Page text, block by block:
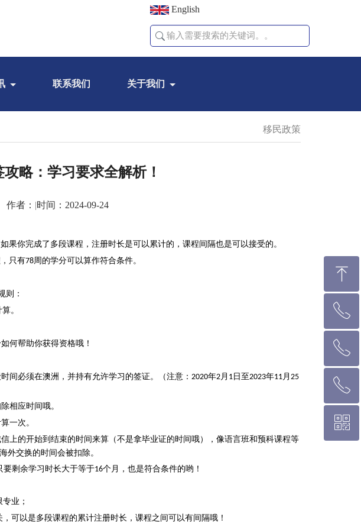
English
联系我们 关于我们
移民政策
攻略：学习要求全解析！
作者： |时间：2024-09-24
果你完成了多段课程，注册时长是可以累计的，课程间隔也是可以接受的。
只有78周的学分可以算作符合条件。
则：
。
何帮助你获得资格哦！
间必须在澳洲，并持有允许学习的签证。（注意： 2020年2月 1日至2023年11月 25
相应时间哦。
一次。
上的开始到结束的时间来算（不是拿毕业证的时间哦），像语言班和预科课程等
外交换的时间会被扣除。
要剩余学习时长大于等于16个月，也是符合条件的哟！
业；
可以是多段课程的累计注册时长，课程之间可以有间隔哦！
ꁸ
回到顶部
ꂅ
墨尔本热线 1300 039 646
ꂅ
悉 尼 热线 02 9282 9836
ꂅ
布里斯班热线 0426 456 158
ꀥ